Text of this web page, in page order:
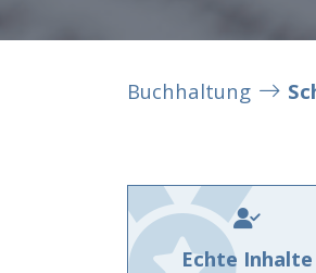
Buchhaltung
Echte Inhalte